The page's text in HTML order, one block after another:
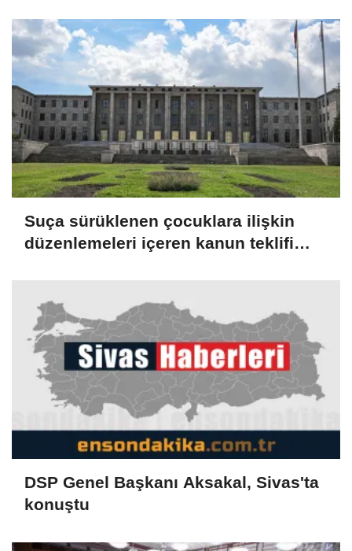
Suça sürüklenen çocuklara ilişkin
düzenlemeleri içeren kanun teklifi
DSP Genel Başkanı Aksakal, Sivas'ta
konuştu